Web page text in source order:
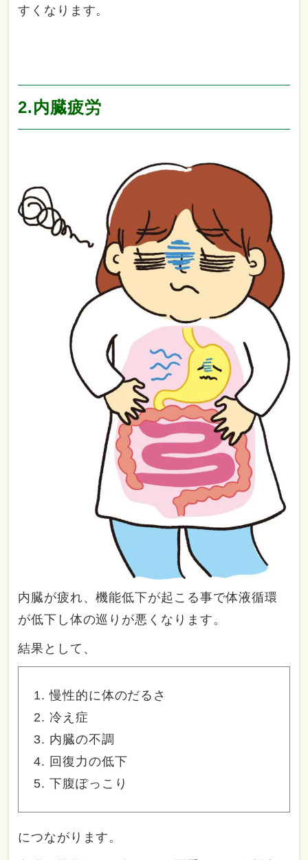
すくなります。
2.内臓疲労
内臓が疲れ、機能低下が起こる事で体液循環
が低下し体の巡りが悪くなります。
結果として、
慢性的に体のだるさ
冷え症
内臓の不調
回復力の低下
下腹ぽっこり
につながります。